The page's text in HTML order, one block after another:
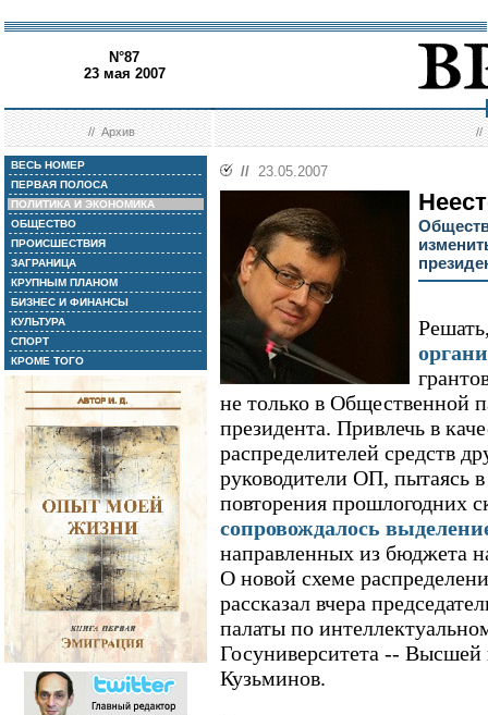
N°87
23 мая 2007
//Архив //
ВЕСЬ НОМЕР
ПЕРВАЯ ПОЛОСА
ПОЛИТИКА И ЭКОНОМИКА
ОБЩЕСТВО
ПРОИСШЕСТВИЯ
ЗАГРАНИЦА
КРУПНЫМ ПЛАНОМ
БИЗНЕС И ФИНАНСЫ
КУЛЬТУРА
СПОРТ
КРОМЕ ТОГО
// 23.05.2007
не только в Общественной
президента. Привлечь в
распределителей средств
руководители ОП, пытаясь
повторения прошлогодних
сопровождалось
направленных из бюджета
О новой схеме
рассказал вчера
палаты по
Госуниверситета --
Кузьминов.